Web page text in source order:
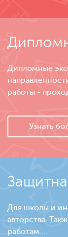
Дипломные
работы -
Узнать
Для школы и
авторства.
работам....